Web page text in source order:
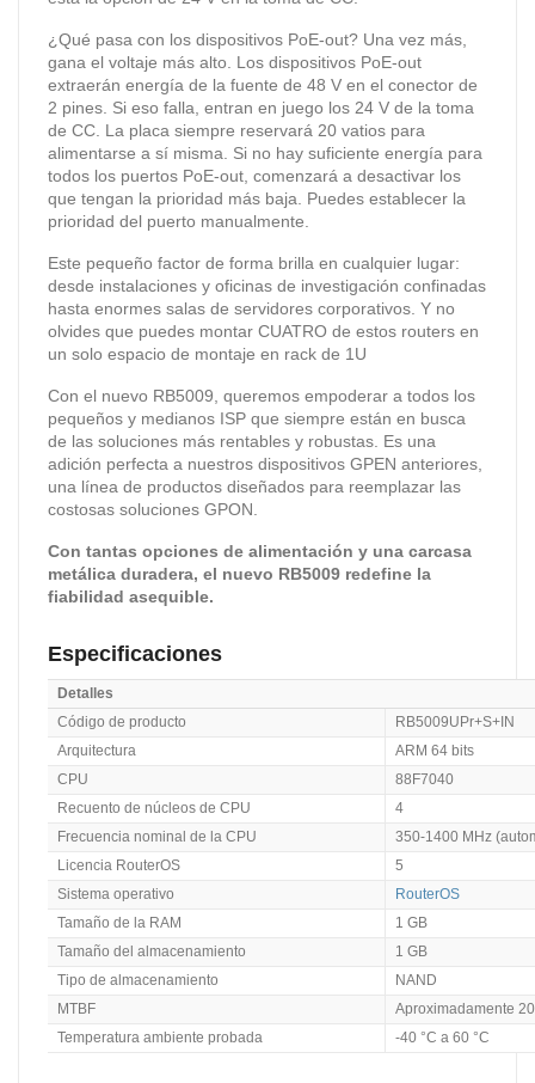
¿Qué pasa con los dispositivos PoE-out? Una vez más,
gana el voltaje más alto. Los dispositivos PoE-out
extraerán energía de la fuente de 48 V en el conector de
2 pines. Si eso falla, entran en juego los 24 V de la toma
de CC. La placa siempre reservará 20 vatios para
alimentarse a sí misma. Si no hay suficiente energía para
todos los puertos PoE-out, comenzará a desactivar los
que tengan la prioridad más baja. Puedes establecer la
prioridad del puerto manualmente.
Este pequeño factor de forma brilla en cualquier lugar:
desde instalaciones y oficinas de investigación confinadas
hasta enormes salas de servidores corporativos. Y no
olvides que puedes montar CUATRO de estos routers en
un solo espacio de montaje en rack de 1U
Con el nuevo RB5009, queremos empoderar a todos los
pequeños y medianos ISP que siempre están en busca
de las soluciones más rentables y robustas. Es una
adición perfecta a nuestros dispositivos GPEN anteriores,
una línea de productos diseñados para reemplazar las
costosas soluciones GPON.
Con tantas opciones de alimentación y una carcasa
metálica duradera, el nuevo RB5009 redefine la
fiabilidad asequible.
Especificaciones
Detalles
Código de producto
RB5009UPr+S+IN
Arquitectura
ARM 64 bits
CPU
88F7040
Recuento de núcleos de CPU
4
Frecuencia nominal de la CPU
350-1400 MHz
Licencia RouterOS
5
Sistema operativo
RouterOS
Tamaño de la RAM
1 GB
Tamaño del almacenamiento
1 GB
Tipo de almacenamiento
NAND
MTBF
Aproximadamente
Temperatura ambiente probada
-40 °C a 60 °C